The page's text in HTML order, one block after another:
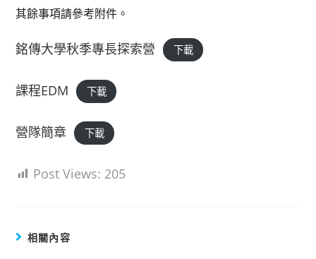
其餘事項請參考附件。
銘傳大學秋季專長探索營 下載
課程EDM 下載
營隊簡章 下載
Post Views: 205
相關內容